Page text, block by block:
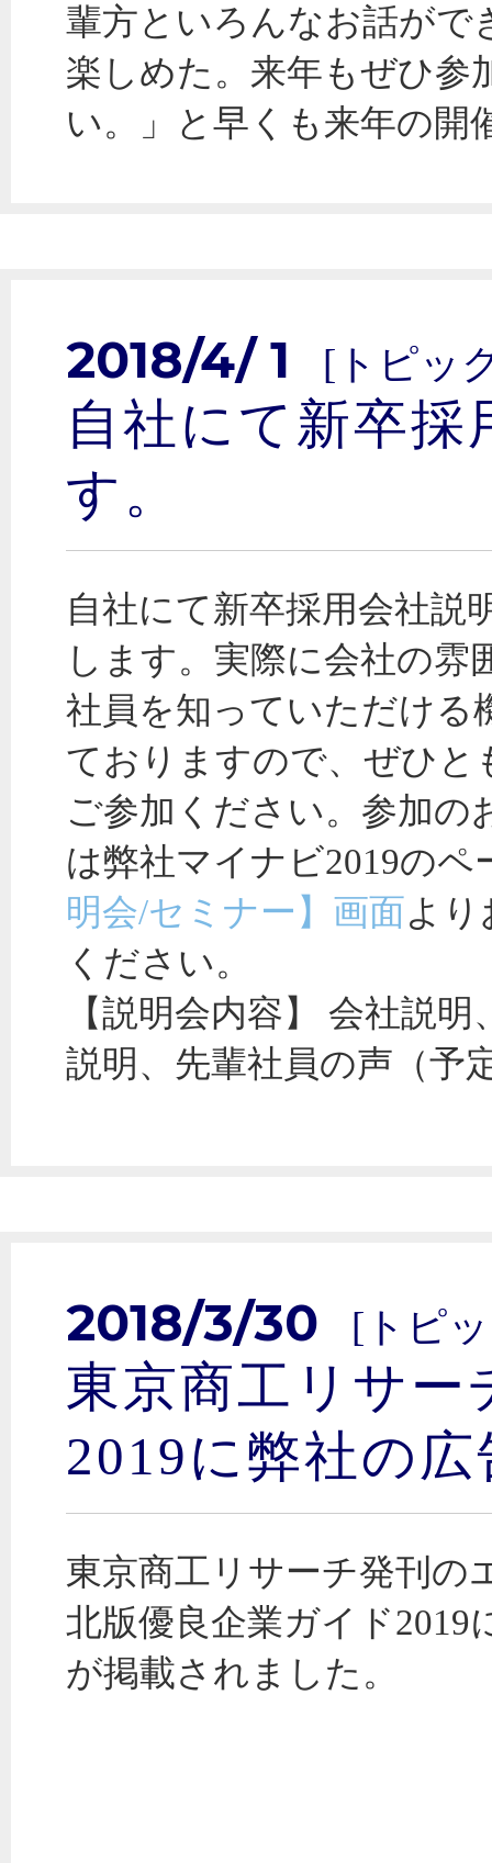
輩方といろんなお話がで
楽しめた。来年もぜひ参
い。」と早くも来年の開
2018/4/ 1 [トピッ
自社にて新卒
す。
自社にて新卒採用会社説
します。実際に会社の雰
社員を知っていただける
ておりますので、ぜひと
ご参加ください。参加の
は弊社マイナビ2019のペ
明会/セミナー】画面より
ください。
【説明会内容】 会社説明
説明、先輩社員の声（予
2018/3/30 [トピ
東京商工リサー
2019に弊社の
東京商工リサーチ発刊の
北版優良企業ガイド2019
が掲載されました。